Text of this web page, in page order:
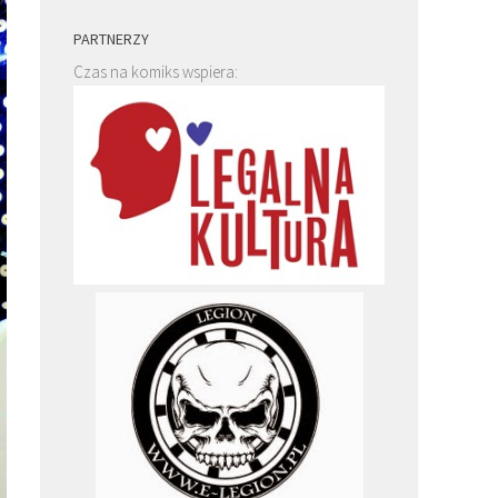
PARTNERZY
Czas na komiks wspiera: